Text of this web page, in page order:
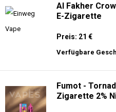
Al Fakher
E-Zigarette
Preis: 21 €
Verfügbare
Fumot -
Zigarette 2%